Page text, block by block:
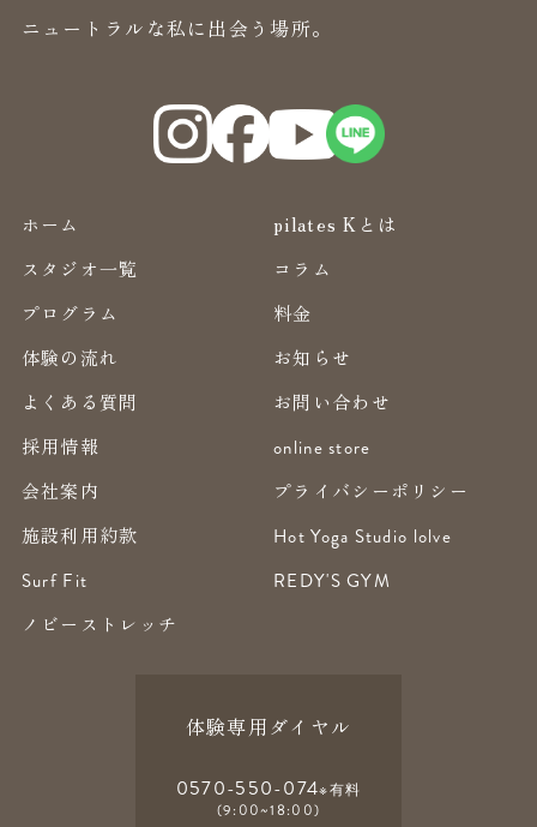
ニュートラルな私に出会う場所。
ホーム
pilates Kとは
スタジオ一覧
コラム
プログラム
料金
体験の流れ
お知らせ
よくある質問
お問い合わせ
採用情報
online store
会社案内
プライバシーポリシー
施設利用約款
Hot Yoga Studio lolve
Surf Fit
REDY'S GYM
ノビーストレッチ
体験専用ダイヤル
0570-550-074※有料
(9:00~18:00)